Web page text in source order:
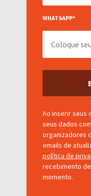
WHATSAPP*
Ao inserir seus
seus dados
organizadores
emails de
política de
recebimento
momento.